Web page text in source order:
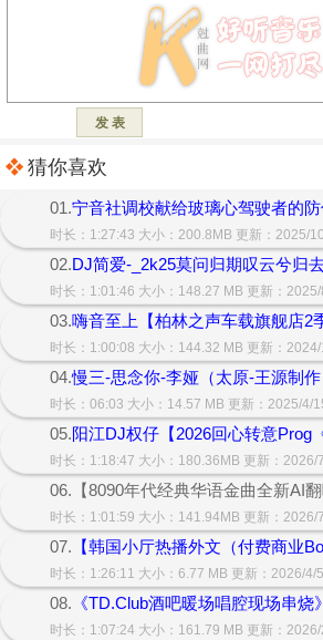
猜你喜欢
01.宁音社调校献给玻璃心驾驶者的
时长：1:27:43 大小：200.8MB 更新：2025/
02.DJ简爱-_2k25莫问归期叹云兮归
时长：1:01:46 大小：148.27 MB 更新：2025/
03.嗨音至上【柏林之声车载旗舰店2
时长：1:00:08 大小：144.32 MB 更新：
04.慢三-思念你-李娅（太原-王源制作
时长：06:03 大小：14.57 MB 更新：2025/4/
05.阳江DJ权仔【2026回心转意Prog
时长：1:18:47 大小：180.36MB 更新：2026/
06.【8090年代经典华语金曲全新AI
时长：1:01:59 大小：141.94MB 更新：2026/
07. 【韩国小厅热播外文（付费商业
时长：1:26:11 大小：6.77 MB 更新：2026/4/5
08. 《TD.Club酒吧暖场唱腔现场串烧
时长：1:07:24 大小：161.79 MB 更新：2026/